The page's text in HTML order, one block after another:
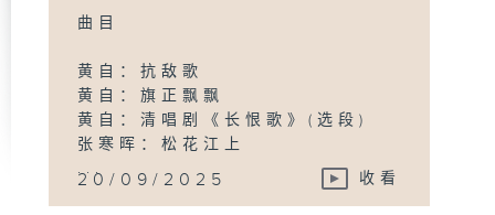
曲目
黄自：抗敌歌
黄自：旗正飘飘
黄自：清唱剧《长恨歌》(选段)
张寒晖：松花江上
...
20/09/2025 收看